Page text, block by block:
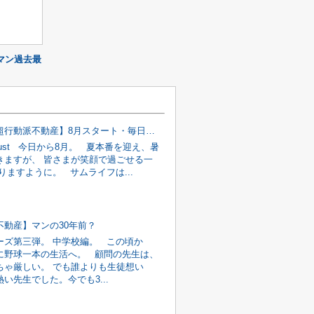
ン過去最
今日から8月。 夏本番を迎え、暑
ますが、 皆さまが笑顔で過ごせる一
ますように。 サムライフは...
動産】マンの30年前？
ズ第三弾。 中学校編。 この頃か
野球一本の生活へ。 顧問の先生は、
ゃ厳しい。 でも誰よりも生徒想い
い先生でした。今でも3...